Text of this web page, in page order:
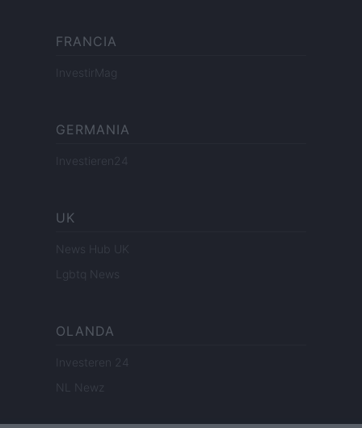
FRANCIA
InvestirMag
GERMANIA
Investieren24
UK
News Hub UK
Lgbtq News
OLANDA
Investeren 24
NL Newz